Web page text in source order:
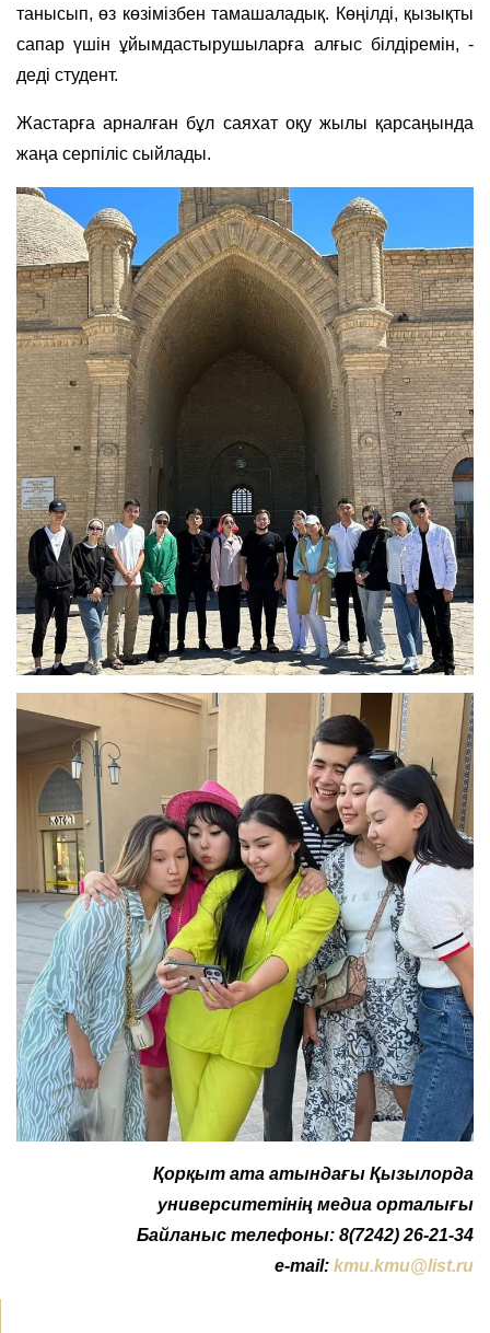
танысып, өз көзімізбен тамашаладық. Көңілді, қызықты
сапар үшін ұйымдастырушыларға алғыс білдіремін, -
деді студент.
Жастарға арналған бұл саяхат оқу жылы қарсаңында
жаңа серпіліс сыйлады.
Қорқыт ата атындағы Қызылорда
университетінің медиа орталығы
Байланыс телефоны: 8(7242) 26-21-34
e-mail: kmu.kmu@list.ru